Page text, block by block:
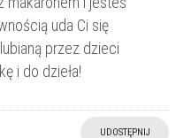
uda Ci się
przez dzieci
i do dzieła!
UDOSTĘPNIJ